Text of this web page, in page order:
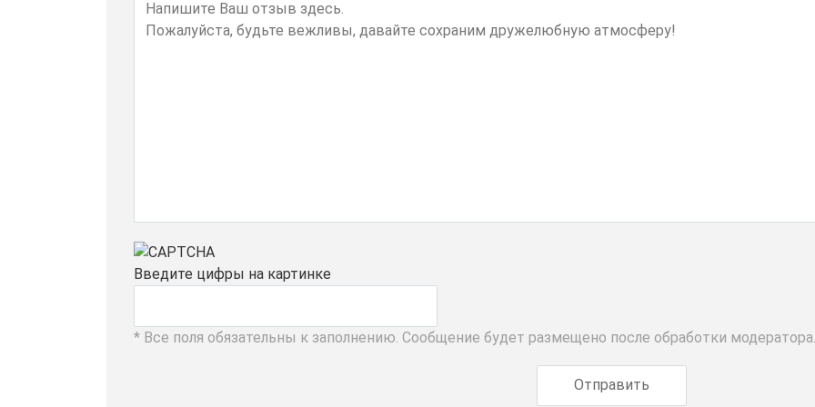
Введите цифры на картинке
* Все поля обязательны к заполнению. Сообщение будет размещено после обработки модератора.